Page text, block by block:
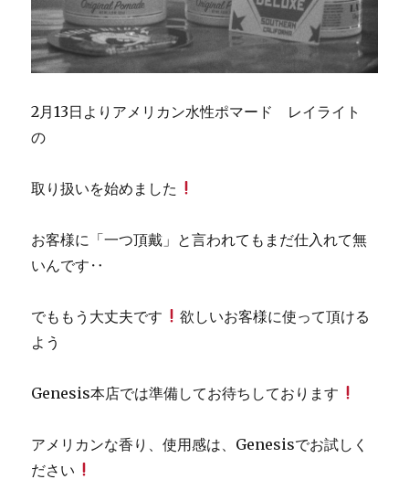
2月13日よりアメリカン水性ポマード レイライト
の
取り扱いを始めました
お客様に「一つ頂戴」と言われてもまだ仕入れて無
いんです‥
でももう大丈夫です
欲しいお客様に使って頂ける
よう
Genesis本店では準備してお待ちしております
アメリカンな香り、使用感は、Genesisでお試しく
ださい